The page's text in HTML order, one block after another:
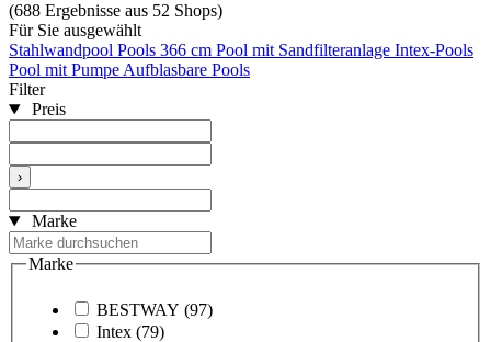
(688 Ergebnisse aus 52 Shops)
Für Sie ausgewählt
Stahlwandpool Pools 366 cm Pool mit Sandfilteranlage Intex-Pools
Pool mit Pumpe Aufblasbare Pools
Filter
Preis
›
Marke
Marke
BESTWAY (97)
Intex (79)